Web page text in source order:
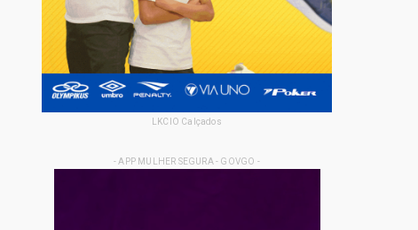
LKCIO Calçados
- APP MULHER SEGURA - GOVGO -